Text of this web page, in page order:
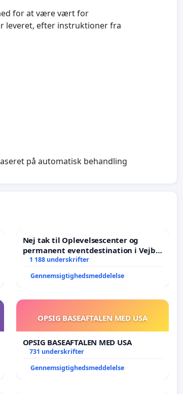
for at være vært for
leveret, efter instruktioner fra
på automatisk behandling
Nej tak til Oplevelsescenter og
permanent eventdestination i Vejby
- Ja tak til et levende lokalområde i
1 188 underskrifter
Gennemsigtighedsmeddelelse
OPSIG BASEAFTALEN MED USA
OPSIG BASEAFTALEN MED USA
731 underskrifter
Gennemsigtighedsmeddelelse